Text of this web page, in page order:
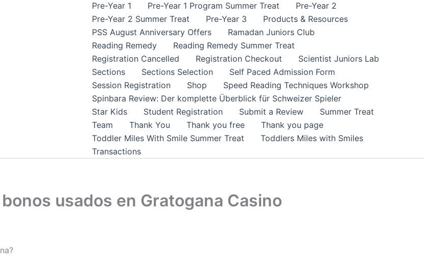
Pre-Year 1
Pre-Year 1 Program Summer Treat
Pre-Year 2
Pre-Year 2 Summer Treat
Pre-Year 3
Products & Resources
PSS August Anniversary Offers
Ramadan Juniors Club
Reading Remedy
Reading Remedy Summer Treat
Registration Cancelled
Registration Checkout
Scientist Juniors Lab
Sections
Sections Selection
Self Paced Admission Form
Session Registration
Shop
Speed Reading Techniques Workshop
Spinbara Review: Der komplette Überblick für Schweizer Spieler
Star Kids
Student Registration Submit a Review
Summer Treat
Team
Thank You Thank you free
Thank you page
Toddler Miles With Smile Summer Treat
Toddlers Miles with Smiles
Transactions
usados en Gratogana Casino